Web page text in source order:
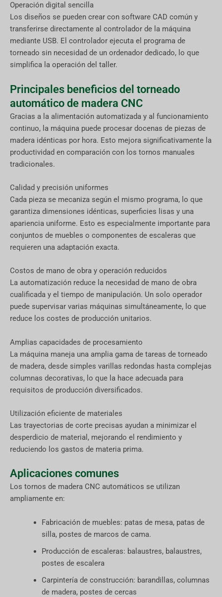
Operación digital sencilla
Los diseños se pueden crear con software CAD común y
transferirse directamente al controlador de la máquina
mediante USB. El controlador ejecuta el programa de
torneado sin necesidad de un ordenador dedicado, lo que
simplifica la operación del taller.
Principales beneficios del torneado
automático de madera CNC
Gracias a la alimentación automatizada y al funcionamiento
continuo, la máquina puede procesar docenas de piezas de
madera idénticas por hora. Esto mejora significativamente la
productividad en comparación con los tornos manuales
tradicionales.
Calidad y precisión uniformes
Cada pieza se mecaniza según el mismo programa, lo que
garantiza dimensiones idénticas, superficies lisas y una
apariencia uniforme. Esto es especialmente importante para
conjuntos de muebles o componentes de escaleras que
requieren una adaptación exacta.
Costos de mano de obra y operación reducidos
La automatización reduce la necesidad de mano de obra
cualificada y el tiempo de manipulación. Un solo operador
puede supervisar varias máquinas simultáneamente, lo que
reduce los costes de producción unitarios.
Amplias capacidades de procesamiento
La máquina maneja una amplia gama de tareas de torneado
de madera, desde simples varillas redondas hasta complejas
columnas decorativas, lo que la hace adecuada para
requisitos de producción diversificados.
Utilización eficiente de materiales
Las trayectorias de corte precisas ayudan a minimizar el
desperdicio de material, mejorando el rendimiento y
reduciendo los gastos de materia prima.
Aplicaciones comunes
Los tornos de madera CNC automáticos se utilizan
ampliamente en:
Fabricación de muebles: patas de mesa, patas de
silla, postes de marcos de cama.
Producción de escaleras: balaustres, balaustres,
postes de escalera
Carpintería de construcción: barandillas, columnas
de madera, postes de cercas